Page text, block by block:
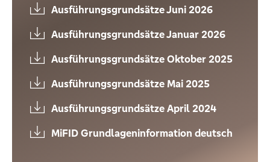
Ausführungsgrundsätze Juni 2026
Ausführungsgrundsätze Januar 2026
Ausführungsgrundsätze Oktober 2025
Ausführungsgrundsätze Mai 2025
Ausführungsgrundsätze April 2024
MiFID Grundlageninformation deutsch